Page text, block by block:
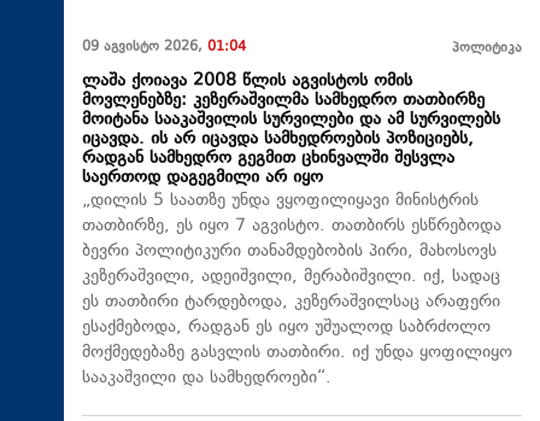
09 აგვისტო 2026, 01:04 პოლიტიკა
ლაშა ქოიავა 2008 წლის აგვისტოს ომის
მოვლენებზე: კეზერაშვილმა სამხედრო თათბირზე
მოიტანა სააკაშვილის სურვილები და ამ სურვილებს
იცავდა. ის არ იცავდა სამხედროების პოზიციებს,
რადგან სამხედრო გეგმით ცხინვალში შესვლა
საერთოდ დაგეგმილი არ იყო
„დილის 5 საათზე უნდა ვყოფილიყავი მინისტრის
თათბირზე, ეს იყო 7 აგვისტო. თათბირს ესწრებოდა
ბევრი პოლიტიკური თანამდებობის პირი, მახოსოვს
კეზერაშვილი, ადეიშვილი, მერაბიშვილი. იქ, სადაც
ეს თათბირი ტარდებოდა, კეზერაშვილსაც არაფერი
ესაქმებოდა, რადგან ეს იყო უშუალოდ საბრძოლო
მოქმედებაზე გასვლის თათბირი. იქ უნდა ყოფილიყო
სააკაშვილი და სამხედროები“.